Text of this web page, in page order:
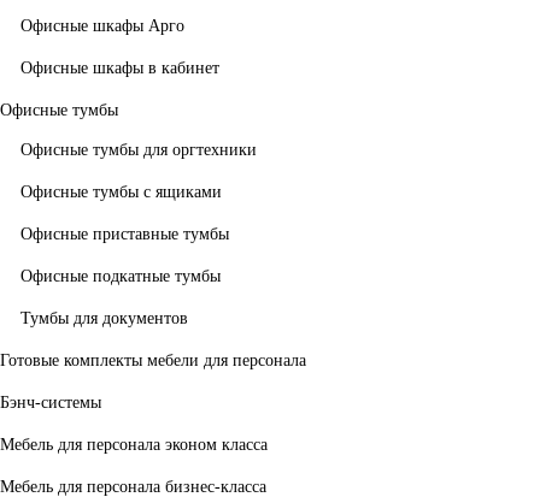
Офисные шкафы Арго
Офисные шкафы в кабинет
Офисные тумбы
Офисные тумбы для оргтехники
Офисные тумбы с ящиками
Офисные приставные тумбы
Офисные подкатные тумбы
Тумбы для документов
Готовые комплекты мебели для персонала
Бэнч-системы
Мебель для персонала эконом класса
Мебель для персонала бизнес-класса